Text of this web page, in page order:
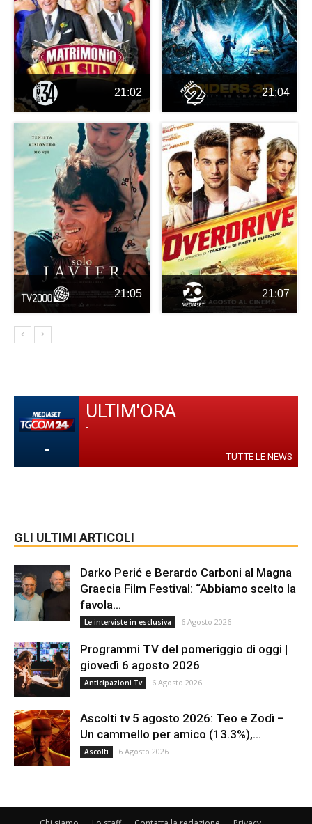
21:02 21:04
21:05 21:07
-
ULTIM'ORA
-
TUTTE LE NEWS
GLI ULTIMI ARTICOLI
Darko Perić e Berardo Carboni al Magna
Graecia Film Festival: “Abbiamo scelto la
favola...
Le interviste in esclusiva 6 Agosto 2026
Programmi TV del pomeriggio di oggi |
giovedì 6 agosto 2026
Anticipazioni Tv 6 Agosto 2026
Ascolti tv 5 agosto 2026: Teo e Zodì –
Un cammello per amico (13.3%),...
Ascolti 6 Agosto 2026